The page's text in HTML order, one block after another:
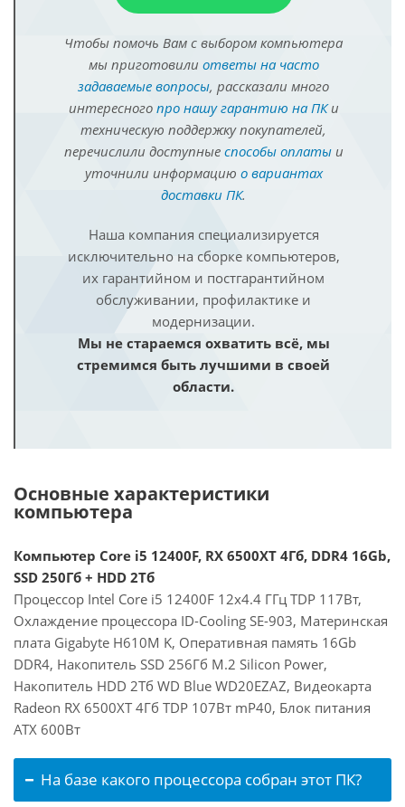
Чтобы помочь Вам с выбором компьютера
мы приготовили ответы на часто
задаваемые вопросы, рассказали много
интересного про нашу гарантию на ПКи
техническую поддержку покупателей,
перечислили доступные способы оплатыи
уточнили информацию о вариантах
доставки ПК.
Наша компания специализируется
исключительно на сборке компьютеров,
их гарантийном и постгарантийном
обслуживании, профилактике и
модернизации.
Мы не стараемся охватить всё, мы
стремимся быть лучшими в своей
области.
Основные характеристики
компьютера
Компьютер Core i5 12400F, RX 6500XT 4Гб, DDR4 16Gb,
SSD 250Гб + HDD 2Тб
Процессор Intel Core i5 12400F 12x4.4 ГГц TDP 117Вт,
Охлаждение процессора ID-Cooling SE-903, Материнская
плата Gigabyte H610M K, Оперативная память 16Gb
DDR4, Накопитель SSD 256Гб M.2 Silicon Power,
Накопитель HDD 2Тб WD Blue WD20EZAZ, Видеокарта
Radeon RX 6500XT 4Гб TDP 107Вт mP40, Блок питания
ATX 600Вт
На базе какого процессора собран этот ПК?